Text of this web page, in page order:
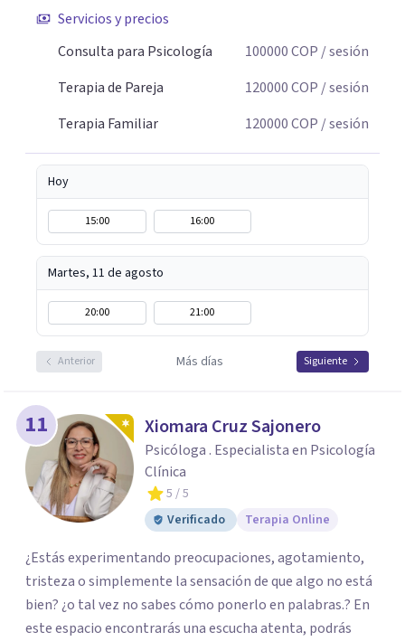
historia personal, familiar o de pareja y promover
cambios que favorezcan el bienestar emocional y
comprenderse, transformarse y construir relaciones más
conscientes y saludables. Te espero para acompañarte en
Servicios y precios
Consulta para Psicología
100000COP / sesión
Terapia de Pareja
120000COP / sesión
Terapia Familiar
120000COP / sesión
Hoy
15:00 16:00
Martes, 11 de agosto
20:00 21:00
Anterior Más días Siguiente
11 Xiomara Cruz Sajonero
Psicóloga . Especialista en Psicología
Clínica
5 / 5
Verificado
Terapia Online
¿Estás experimentando preocupaciones, agotamiento,
tristeza o simplemente la sensación de que algo no está
bien? ¿o tal vez no sabes cómo ponerlo en palabras.? En
este espacio encontrarás una escucha atenta, podrás